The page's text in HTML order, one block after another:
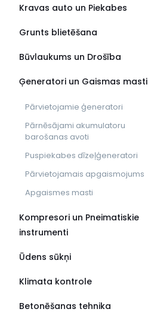
Kravas auto un Piekabes
Grunts blietēšana
Būvlaukums un Drošība
Ģeneratori un Gaismas masti
Pārvietojamie ģeneratori
Pārnēsājami akumulatoru
barošanas avoti
Puspiekabes dīzeļģeneratori
Pārvietojamais apgaismojums
Apgaismes masti
Kompresori un Pneimatiskie
instrumenti
Ūdens sūkņi
Klimata kontrole
Betonēšanas tehnika